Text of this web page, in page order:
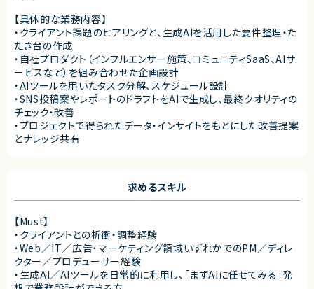
【具体的な業務内容】
・クライアント課題のヒアリングと、生成AIを活用した要件整理・た
たき台の作成
・自社プロダクト（インフルエンサー施策、コミュニティSaaS、AIサ
ービスなど）を組み合わせた企画設計
・AIツールを用いたタスク分解、スケジュール設計
・SNS投稿案やレポートのドラフトをAIで生成し、最終クオリティの
チェック・改善
・プロジェクトで得られたデータ・インサイトをもとにした改善提案
とナレッジ共有
求めるスキル
【Must】
・クライアントとの折衝・調整経験
・Web／IT／広告・マーケティング領域いずれかでのPM／ディレ
クター／プロデューサー経験
・生成AI／AIツールを日常的に利用し、「まずAIに任せてみる」発